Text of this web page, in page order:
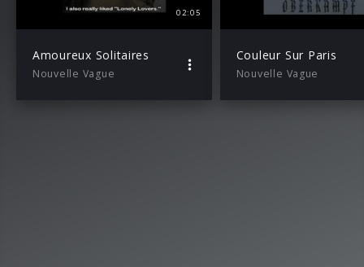
02:05
Amoureux Solitaires
Nouvelle Vague
Couleur Sur Paris
Nouvelle Vague